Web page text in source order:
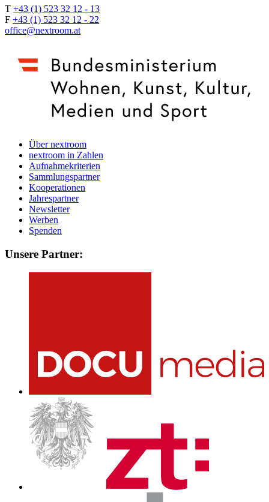
T +43 (1) 523 32 12 - 13
F +43 (1) 523 32 12 - 22
office@nextroom.at
Über nextroom
nextroom in Zahlen
Aufnahmekriterien
Sammlungspartner
Kooperationen
Jahrespartner
Newsletter
Werben
Spenden
Unsere Partner: